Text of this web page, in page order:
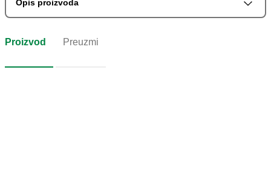
Opis proizvoda
Proizvod Preuzmi